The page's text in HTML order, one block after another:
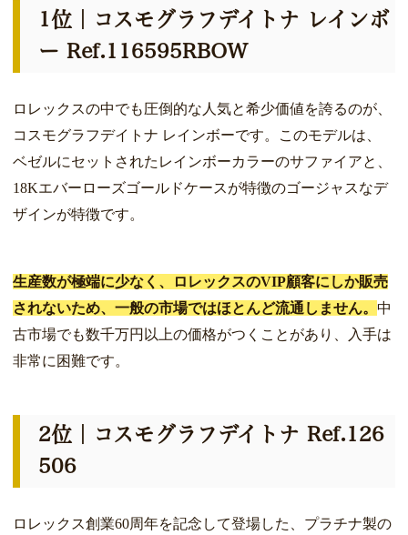
1位｜コスモグラフデイトナ レインボ
ー Ref.116595RBOW
ロレックスの中でも圧倒的な人気と希少価値を誇るのが、
コスモグラフデイトナ レインボーです。このモデルは、
ベゼルにセットされたレインボーカラーのサファイアと、
18Kエバーローズゴールドケースが特徴のゴージャスなデ
ザインが特徴です。
生産数が極端に少なく、ロレックスのVIP顧客にしか販売
されないため、一般の市場ではほとんど流通しません。中
古市場でも数千万円以上の価格がつくことがあり、入手は
非常に困難です。
2位｜コスモグラフデイトナ Ref.126
506
ロレックス創業60周年を記念して登場した、プラチナ製の